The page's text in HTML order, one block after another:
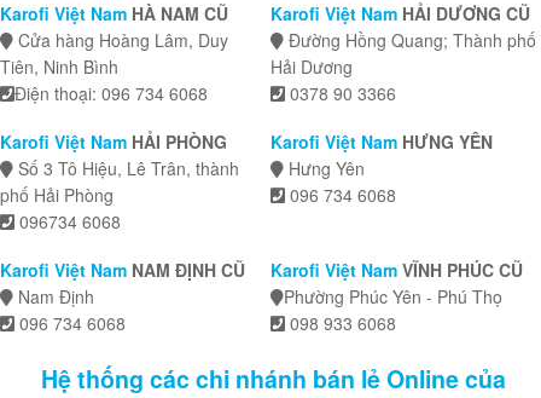
Karofi Việt Nam HÀ NAM CŨ
Cửa hàng Hoàng Lâm, Duy
Tiên, Ninh Bình
Điện thoại: 096 734 6068
Karofi Việt Nam HẢI DƯƠNG CŨ
Đường Hồng Quang; Thành phố
Hải Dương
0378 90 3366
Karofi Việt Nam HẢI PHÒNG
Số 3 Tô Hiệu, Lê Trân, thành
phố Hải Phòng
096734 6068
Karofi Việt Nam HƯNG YÊN
Hưng Yên
096 734 6068
Karofi Việt Nam NAM ĐỊNH CŨ
Nam Định
096 734 6068
Karofi Việt Nam VĨNH PHÚC CŨ
Phường Phúc Yên - Phú Thọ
098 933 6068
Hệ thống các chi nhánh bán lẻ Online của